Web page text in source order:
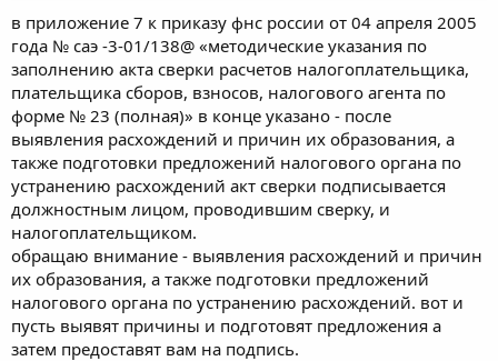
в приложение 7 к приказу фнс россии от 04 апреля 2005
года № саэ -3-01/138@ «методические указания по
заполнению акта сверки расчетов налогоплательщика,
плательщика сборов, взносов, налогового агента по
форме № 23 (полная)» в конце указано - после
выявления расхождений и причин их образования, а
также подготовки предложений налогового органа по
устранению расхождений акт сверки подписывается
должностным лицом, проводившим сверку, и
налогоплательщиком.
обращаю внимание - выявления расхождений и причин
их образования, а также подготовки предложений
налогового органа по устранению расхождений. вот и
пусть выявят причины и подготовят предложения а
затем предоставят вам на подпись.